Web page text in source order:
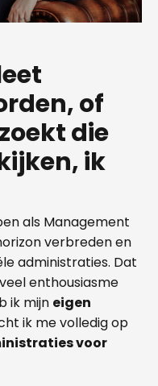
of
die
ik
als Management
verbreden en
administraties. Dat
enthousiasme
ik mijn eigen
ik me volledig op
voor